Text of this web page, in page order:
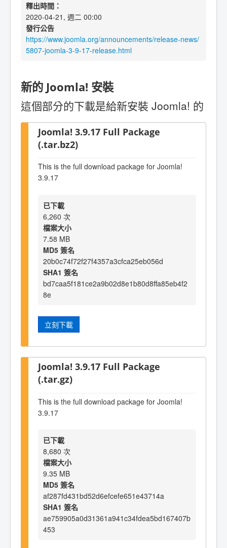
釋出時間：
2020-04-21, 週二 00:00
發行公告
https://www.joomla.org/announcements/release-news/
5807-joomla-3-9-17-release.html
新的 Joomla! 安裝
這個部分的下載是給新安裝 Joomla! 的
Joomla! 3.9.17 Full Package
(.tar.bz2)
This is the full download package for Joomla!
3.9.17
已下載
6,260 次
檔案大小
7.58 MB
MD5 簽名
20b0c74f72f27f4357a3cfca25eb056d
SHA1 簽名
bd7caa5f181ce2a9b02d8e1b80d8ffa85eb4f2
8e
立刻下載
Joomla! 3.9.17 Full Package
(.tar.gz)
This is the full download package for Joomla!
3.9.17
已下載
8,680 次
檔案大小
9.35 MB
MD5 簽名
af287fd431bd52d6efcefe651e43714a
SHA1 簽名
ae759905a0d31361a941c34fdea5bd167407b
453